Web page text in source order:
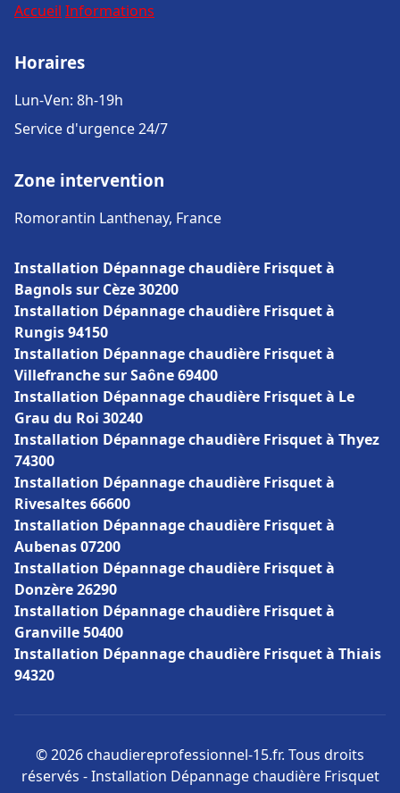
Accueil Informations
Horaires
Lun-Ven: 8h-19h
Service d'urgence 24/7
Zone intervention
Romorantin Lanthenay, France
Installation Dépannage chaudière Frisquet à
Bagnols sur Cèze 30200
Installation Dépannage chaudière Frisquet à
Rungis 94150
Installation Dépannage chaudière Frisquet à
Villefranche sur Saône 69400
Installation Dépannage chaudière Frisquet à Le
Grau du Roi 30240
Installation Dépannage chaudière Frisquet à Thyez
74300
Installation Dépannage chaudière Frisquet à
Rivesaltes 66600
Installation Dépannage chaudière Frisquet à
Aubenas 07200
Installation Dépannage chaudière Frisquet à
Donzère 26290
Installation Dépannage chaudière Frisquet à
Granville 50400
Installation Dépannage chaudière Frisquet à Thiais
94320
© 2026 chaudiereprofessionnel-15.fr. Tous droits
réservés - Installation Dépannage chaudière Frisquet